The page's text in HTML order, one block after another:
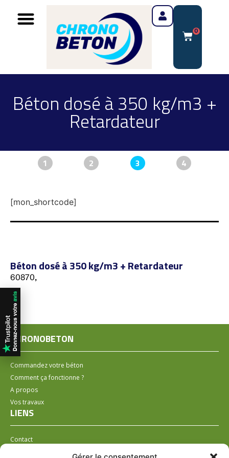
0
Béton dosé à 350 kg/m3 +
Retardateur
1 2 3 4
[mon_shortcode]
Béton dosé à 350 kg/m3 + Retardateur
60870,
CHRONOBETON
Commandez votre béton
Comment ça fonctionne ?
A propos
Vos travaux
LIENS
Contact